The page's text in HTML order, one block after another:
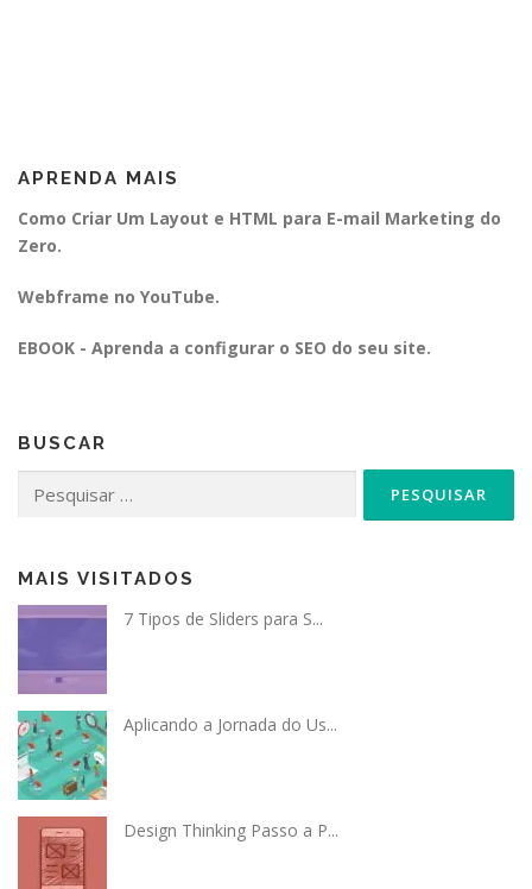
APRENDA MAIS
Como Criar Um Layout e HTML para E-mail Marketing do
Zero.
Webframe no YouTube.
EBOOK - Aprenda a configurar o SEO do seu site.
BUSCAR
por:
MAIS VISITADOS
7 Tipos de Sliders para S...
Aplicando a Jornada do Us...
Design Thinking Passo a P...